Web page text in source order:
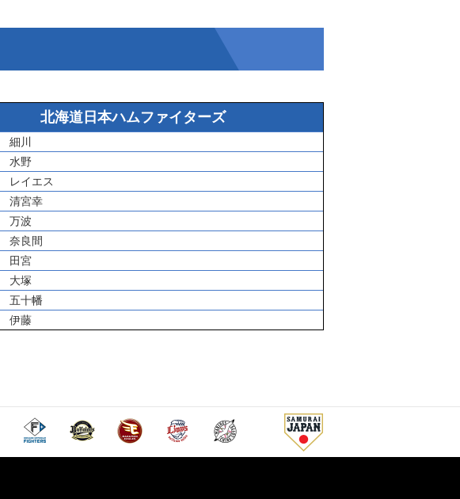
北海道日本ハムファイターズ
細川
水野
レイエス
清宮幸
万波
奈良間
田宮
大塚
五十幡
伊藤